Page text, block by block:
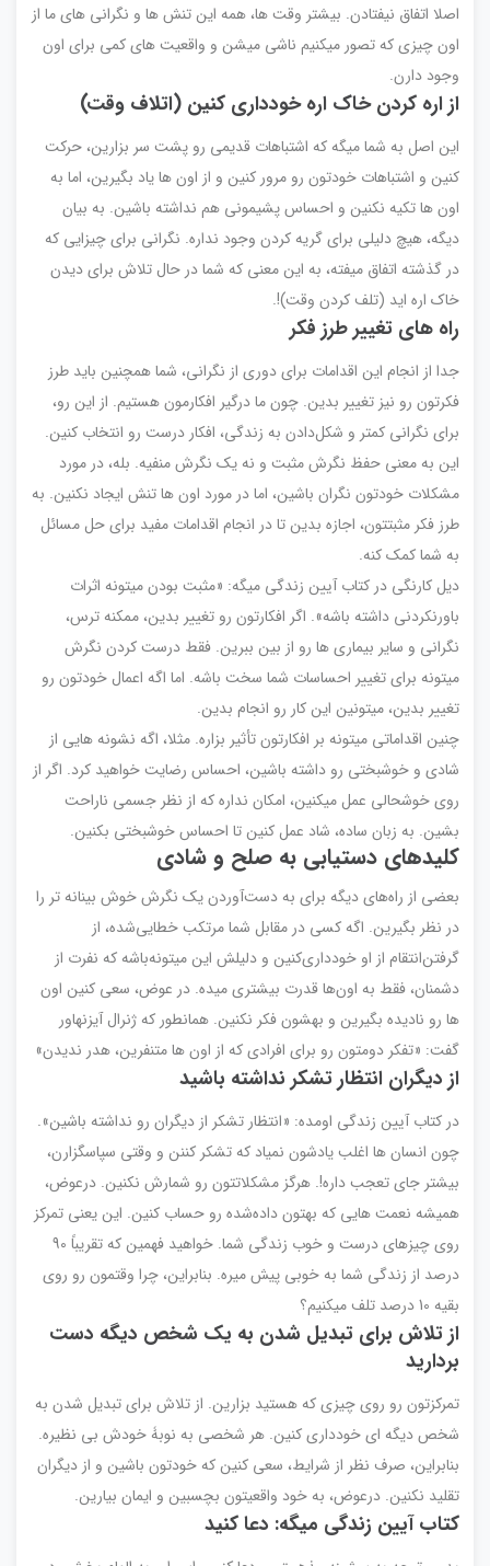
اصلا اتفاق نیفتادن. بیشتر وقت ها، همه این تنش ها و نگرانی های ما از
اون چیزی که تصور میکنیم ناشی میشن و واقعیت های کمی برای اون
وجود دارن.
از اره کردن خاک اره خودداری کنین (اتلاف وقت)
این اصل به شما میگه که اشتباهات قدیمی رو پشت سر بزارین، حرکت
کنین و اشتباهات خودتون رو مرور کنین و از اون ها یاد بگیرین، اما به
اون ها تکیه نکنین و احساس پشیمونی هم نداشته باشین. به بیان
دیگه، هیچ دلیلی برای گریه کردن وجود نداره. نگرانی برای چیزایی که
در گذشته اتفاق میفته، به این معنی که شما در حال تلاش برای دیدن
خاک اره اید (تلف کردن وقت)!.
راه های تغییر طرز فکر
جدا از انجام این اقدامات برای دوری از نگرانی، شما همچنین باید طرز
فکرتون رو نیز تغییر بدین. چون ما درگیر افکارمون هستیم. از این رو،
برای نگرانی کمتر و شکل‌دادن به زندگی، افکار درست رو انتخاب کنین.
این به معنی حفظ نگرش مثبت و نه یک نگرش منفیه. بله، در مورد
مشکلات خودتون نگران باشین، اما در مورد اون ها تنش ایجاد نکنین. به
طرز فکر مثبتتون، اجازه بدین تا در انجام اقدامات مفید برای حل مسائل
به شما کمک کنه.
دیل کارنگی در کتاب آیین زندگی میگه: «مثبت بودن میتونه اثرات
باورنکردنی داشته باشه». اگر افکارتون رو تغییر بدین، ممکنه ترس،
نگرانی و سایر بیماری ها رو از بین ببرین. فقط درست کردن نگرش
میتونه برای تغییر احساسات شما سخت باشه. اما اگه اعمال خودتون رو
تغییر بدین، میتونین این کار رو انجام بدین.
چنین اقداماتی میتونه بر افکارتون تأثیر بزاره. مثلا، اگه نشونه هایی از
شادی و خوشبختی رو داشته باشین، احساس رضایت خواهید کرد. اگر از
روی خوشحالی عمل میکنین، امکان نداره که از نظر جسمی ناراحت
بشین. به زبان ساده، شاد عمل کنین تا احساس خوشبختی بکنین.
کلیدهای دستیابی به صلح و شادی
بعضی از راه‌های دیگه برای به دست‌آوردن یک نگرش خوش بینانه تر را
در نظر بگیرین. اگه کسی در مقابل شما مرتکب خطایی‌شده، از
گرفتن‌انتقام از او خودداری‌کنین و دلیلش این میتونه‌باشه که نفرت از
دشمنان، فقط به اون‌ها قدرت بیشتری میده. در عوض، سعی کنین اون
ها رو نادیده بگیرین و بهشون فکر نکنین. همانطور که ژنرال آیزنهاور
گفت: «تفکر دومتون رو برای افرادی که از اون ها متنفرین، هدر ندیدن»
از دیگران انتظار تشکر نداشته باشید
در کتاب آیین زندگی اومده: «انتظار تشکر از دیگران رو نداشته باشین».
چون انسان ها اغلب یادشون نمیاد که تشکر کننن و وقتی سپاسگزارن،
بیشتر جای تعجب داره!. هرگز مشکلاتتون رو شمارش نکنین. درعوض،
همیشه نعمت هایی که بهتون داده‌شده رو حساب کنین. این یعنی تمرکز
روی چیزهای درست و خوب زندگی شما. خواهید فهمین که تقریباً 90
درصد از زندگی شما به خوبی پیش میره. بنابراین، چرا وقتمون رو روی
بقیه 10 درصد تلف میکنیم؟
از تلاش برای تبدیل شدن به یک شخص دیگه دست
بردارید
تمرکزتون رو روی چیزی که هستید بزارین. از تلاش برای تبدیل شدن به
شخص دیگه ای خودداری کنین. هر شخصی به نوبۀ خودش بی نظیره.
بنابراین، صرف نظر از شرایط، سعی کنین که خودتون باشین و از دیگران
تقلید نکنین. درعوض، به خود واقعیتون بچسبین و ایمان بیارین.
کتاب آیین زندگی میگه: دعا کنید